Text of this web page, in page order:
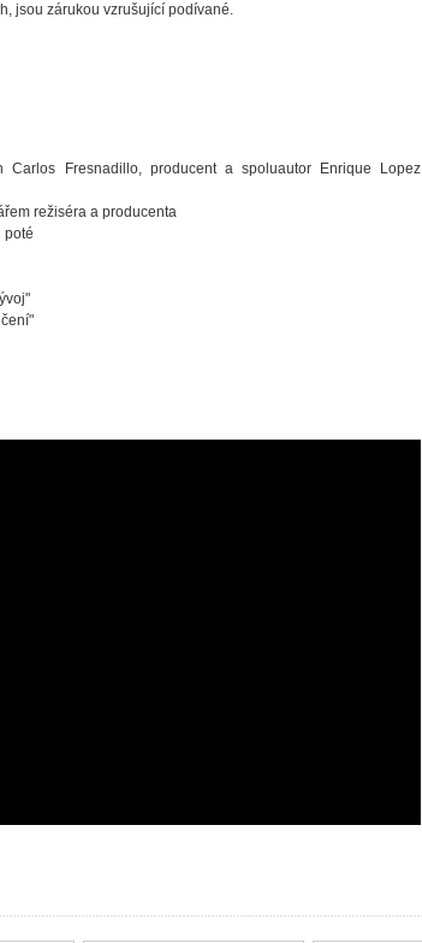
jsou zárukou vzrušující podívané.
Carlos Fresnadillo, producent a spoluautor Enrique Lopez
režiséra a producenta
poté